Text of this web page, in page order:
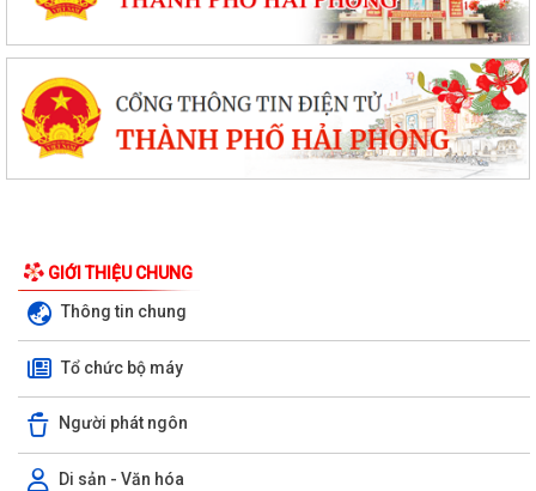
GIỚI THIỆU CHUNG
Thông tin chung
Tổ chức bộ máy
Người phát ngôn
Di sản - Văn hóa